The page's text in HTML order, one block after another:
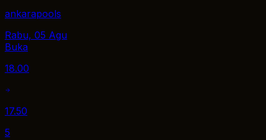
ankarapools
Rabu, 05 Agu
Buka
18.00
17.50
5